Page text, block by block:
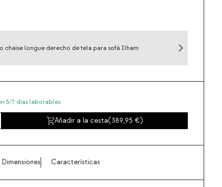
chaise longue derecho de tela para sofá Ilham
5/7 días laborables
Añadir a la cesta(389,95 )
Dimensiones Características